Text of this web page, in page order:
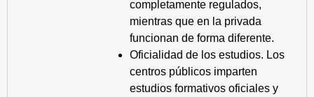
completamente regulados,
mientras que en la privada
funcionan de forma diferente.
Oficialidad de los estudios. Los
centros públicos imparten
estudios formativos oficiales y